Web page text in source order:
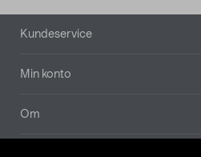
Bunntekst
Kundeservice
Min konto
Om